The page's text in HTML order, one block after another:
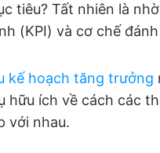
tiêu? Tất nhiên là
(KPI) và cơ chế
kế hoạch tăng trưởng
hữu ích về cách các
với nhau.